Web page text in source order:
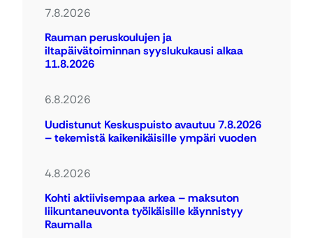
7.8.2026
Rauman peruskoulujen ja
iltapäivätoiminnan syyslukukausi alkaa
11.8.2026
6.8.2026
Uudistunut Keskuspuisto avautuu 7.8.2026
– tekemistä kaikenikäisille ympäri vuoden
4.8.2026
Kohti aktiivisempaa arkea – maksuton
liikuntaneuvonta työikäisille käynnistyy
Raumalla